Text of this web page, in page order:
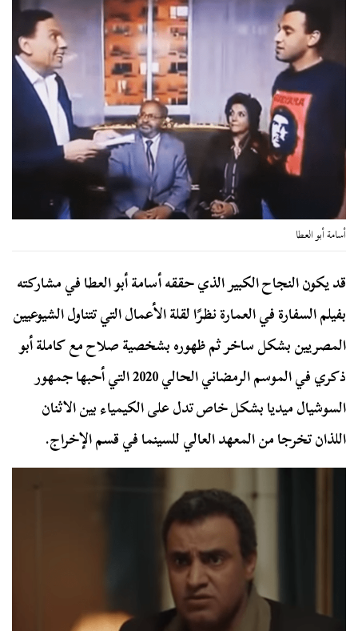
أسامة أبو العطا
قد يكون النجاح الكبير الذي حققه أسامة أبو العطا في مشاركته
بفيلم السفارة في العمارة نظرًا لقلة الأعمال التي تتناول الشيوعيين
المصريين بشكل ساخر ثم ظهوره بشخصية صلاح مع كاملة أبو
ذكري في الموسم الرمضاني الحالي 2020 التي أحبها جمهور
السوشيال ميديا بشكل خاص تدل على الكيمياء بين الاثنان
اللذان تخرجا من المعهد العالي للسينما في قسم الإخراج.